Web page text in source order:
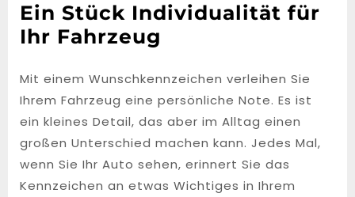
Ein Stück Individualität für
Ihr Fahrzeug
Mit einem Wunschkennzeichen verleihen Sie
Ihrem Fahrzeug eine persönliche Note. Es ist
ein kleines Detail, das aber im Alltag einen
großen Unterschied machen kann. Jedes Mal,
wenn Sie Ihr Auto sehen, erinnert Sie das
Kennzeichen an etwas Wichtiges in Ihrem